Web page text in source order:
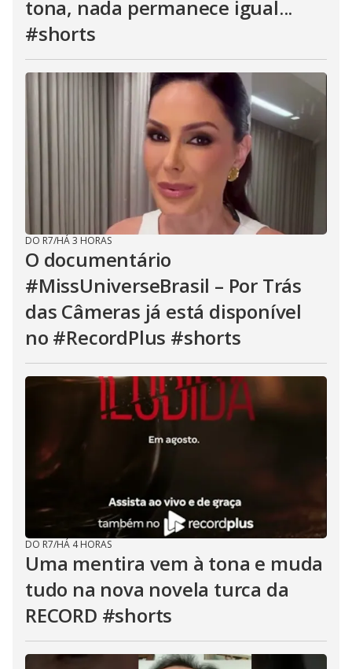
tona, nada permanece igual...
#shorts
DO R7/HÁ 3 HORAS
O documentário
#MissUniverseBrasil – Por Trás
das Câmeras já está disponível
no #RecordPlus #shorts
DO R7/HÁ 4 HORAS
Uma mentira vem à tona e muda
tudo na nova novela turca da
RECORD #shorts